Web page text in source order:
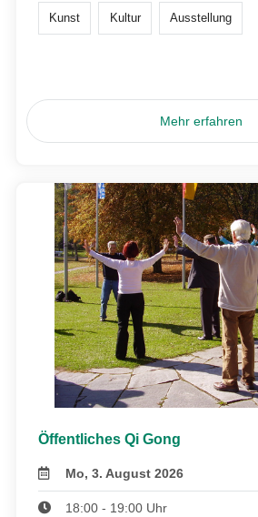
Kunst Kultur Ausstellung
Mehr erfahren
Öffentliches Qi Gong
Mo, 3. August 2026
18:00 - 19:00 Uhr